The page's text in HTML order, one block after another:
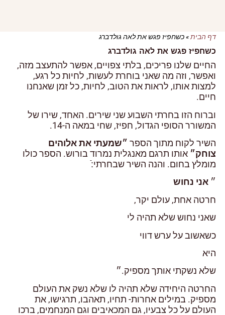
דף הבית»כשחפיז פגש את לאה גולדברג
כשחפיז פגש את לאה גולדברג
החיים שלנו פריכים, בלתי צפויים, אפשר להתעצב מזה,
ואפשר, וזה מה שאני בוחרת לעשות, לחיות כל רגע,
למצות אותו, לראות את הטוב, לחיות, כל זמן שאנחנו
חיים.
וברוח הזו בחרתי השבוע שני שירים. האחד, שירו של
המשורר הסופי הגדול, חפיז, שחי במאה ה-14.
השיר לקוח מתוך הספר ״שמעתי את אלוהים
צוחק״ אותו תרגם מאנגלית נמרוד בורוש. הספר כולו
מומלץ בחום. והנה השיר שבחרתי:ֿ
״ אני נחוש
חרטה אחת, עולם יקר,
שאני נחוש שלא תהיה לי
כשאשוב על ערש דווי
היא
שלא נשקתי אותך מספיק.״
החרטה היחידה שלא תהיה לו שלא נשק את העולם
מספיק. במילים אחרות- תחיו, תאהבו, תרגישו, את
העולם על כל צבעיו, גם המכאיבים וגם המנחמים, ברכו